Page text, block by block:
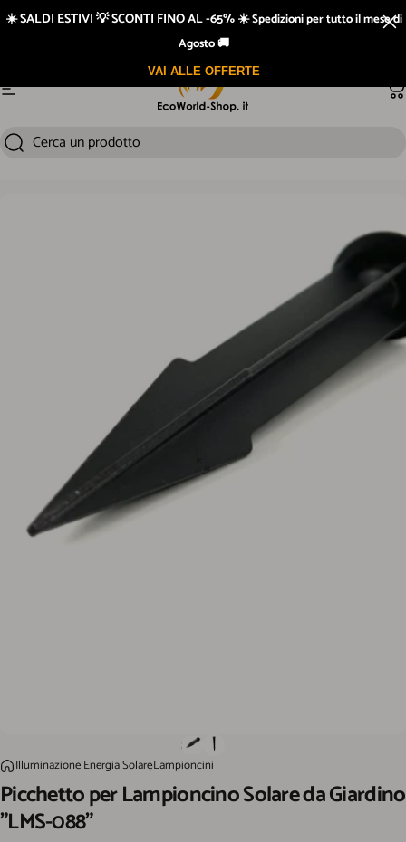
Vai direttamente ai contenuti
Navigazione del sito
CercaCerca un prodotto
HomeIlluminazione Energia SolareLampioncini
Picchetto per Lampioncino Solare da Giardino "LMS-088"
PicchettoperLampioncinoSolaredaGiardino
"LMS-088"
☀️ SALDI ESTIVI 💡 SCONTI FINO AL -65% ☀️Spedizioni per tutto il mese di
Agosto 🚚
VAI ALLE OFFERTE